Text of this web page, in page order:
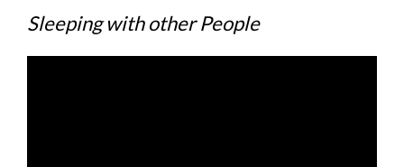
Sleeping with other People